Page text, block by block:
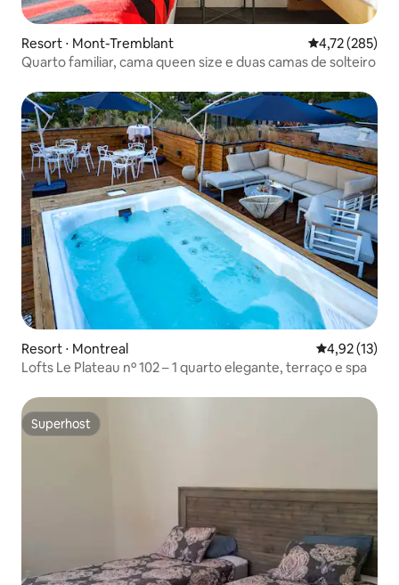
Resort ⋅ Mont-Tremblant 4,72 de uma
4,72 (285)
Quarto familiar, cama queen size e duas camas de solteiro
Resort ⋅ Montreal 4,92 de uma
4,92 (13)
Lofts Le Plateau nº 102 – 1 quarto elegante, terraço e spa
Superhost
Superhost